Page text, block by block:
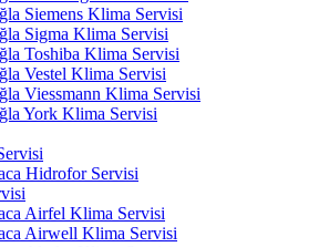
Siemens Klima Servisi
Sigma Klima Servisi
Toshiba Klima Servisi
Vestel Klima Servisi
Viessmann Klima Servisi
York Klima Servisi
Hidrofor Servisi
Airfel Klima Servisi
Airwell Klima Servisi